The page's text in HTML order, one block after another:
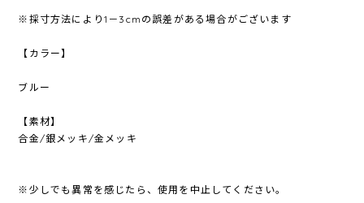
※採寸方法により1－3cmの誤差がある場合がございます
【カラー】
ブルー
【素材】
合金/銀メッキ/金メッキ
※少しでも異常を感じたら、使用を中止してください。